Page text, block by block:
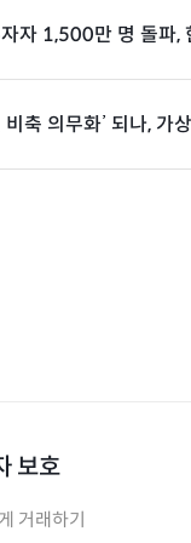
자 1,500만 명 돌파,
축 의무화’ 되나,
보호
거래하기